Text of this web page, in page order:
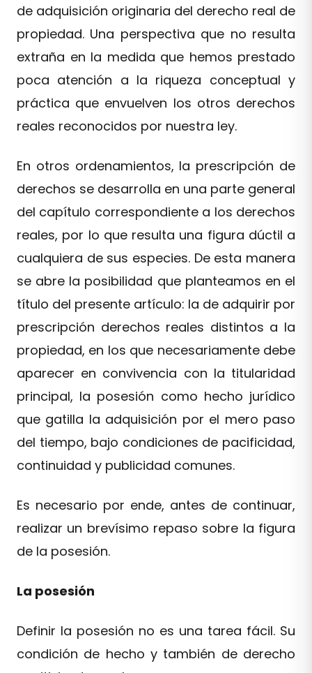
de adquisición originaria del derecho real de
propiedad. Una perspectiva que no resulta
extraña en la medida que hemos prestado
poca atención a la riqueza conceptual y
práctica que envuelven los otros derechos
reales reconocidos por nuestra ley.
En otros ordenamientos, la prescripción de
derechos se desarrolla en una parte general
del capítulo correspondiente a los derechos
reales, por lo que resulta una figura dúctil a
cualquiera de sus especies. De esta manera
se abre la posibilidad que planteamos en el
título del presente artículo: la de adquirir por
prescripción derechos reales distintos a la
propiedad, en los que necesariamente debe
aparecer en convivencia con la titularidad
principal, la posesión como hecho jurídico
que gatilla la adquisición por el mero paso
del tiempo, bajo condiciones de pacificidad,
continuidad y publicidad comunes.
Es necesario por ende, antes de continuar,
realizar un brevísimo repaso sobre la figura
de la posesión.
La posesión
Definir la posesión no es una tarea fácil. Su
condición de hecho y también de derecho